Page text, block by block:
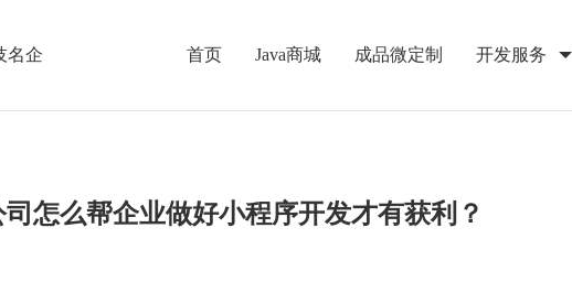
名企 首页 Java商城 成品微定制 开发服务
怎么帮企业做好小程序开发才有获利？